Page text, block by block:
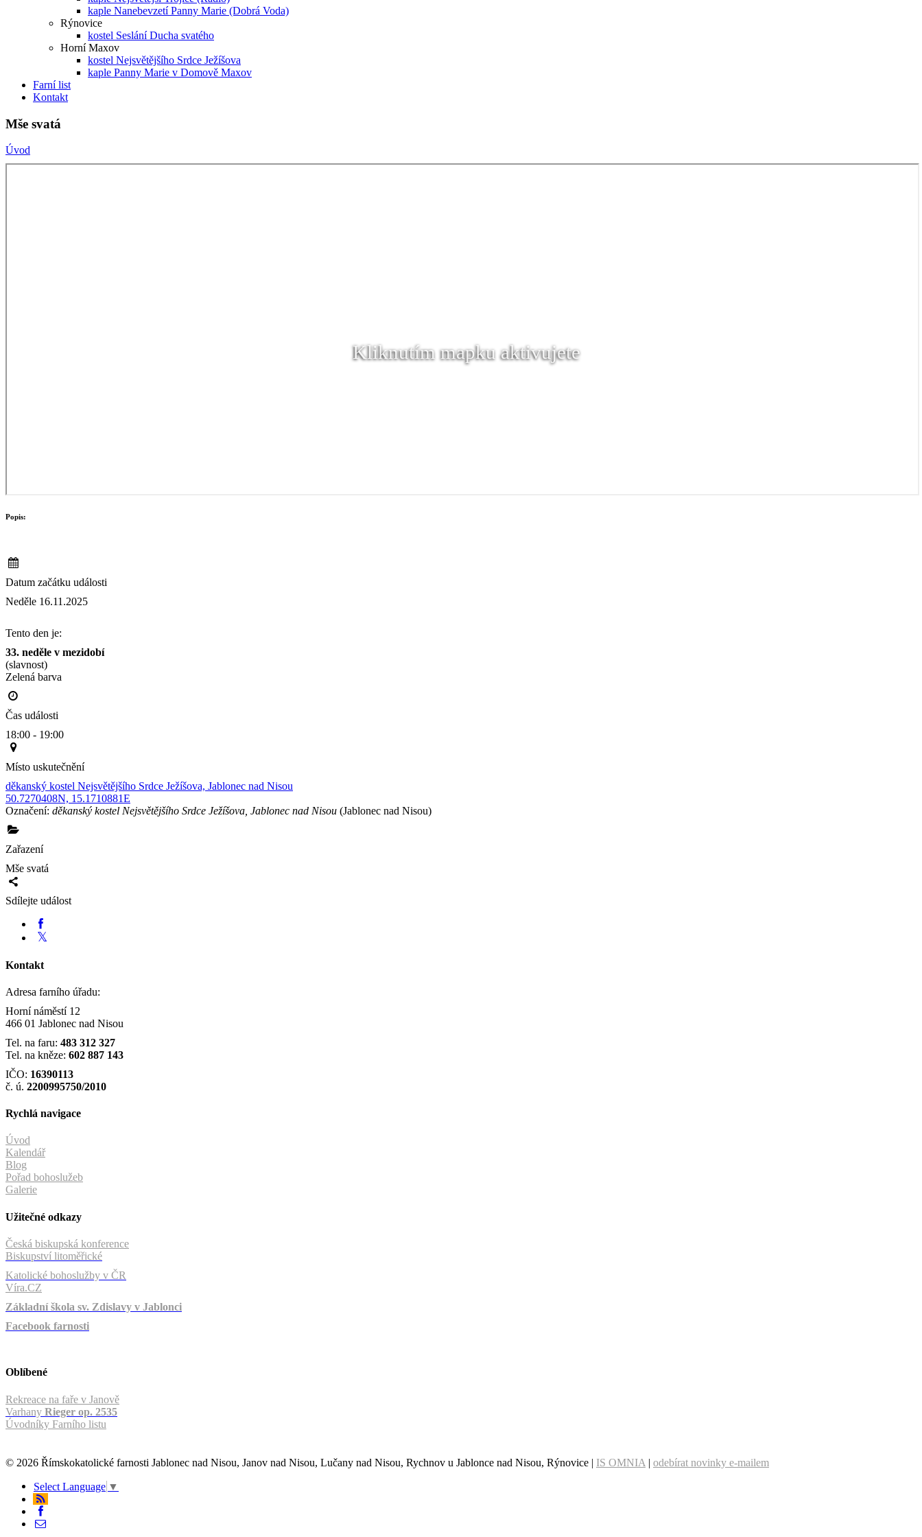
kaple Nanebevzetí Panny Marie (Dobrá Voda)
Rýnovice
kostel Seslání Ducha svatého
Horní Maxov
kostel Nejsvětějšího Srdce Ježíšova
kaple Panny Marie v Domově Maxov
Farní list
Kontakt
Mše svatá
Úvod
Kliknutím mapku aktivujete
Popis:
Datum začátku události
Neděle 16.11.2025
Tento den je:
33. neděle v mezidobí
(slavnost)
Zelená barva
Čas události
18:00 - 19:00
Místo uskutečnění
děkanský kostel Nejsvětějšího Srdce Ježíšova, Jablonec nad Nisou
50.7270408N, 15.1710881E
Označení: děkanský kostel Nejsvětějšího Srdce Ježíšova, Jablonec nad Nisou (Jablonec nad Nisou)
Zařazení
Mše svatá
Sdílejte událost
Kontakt
Adresa farního úřadu:
Horní náměstí 12
466 01 Jablonec nad Nisou
Tel. na faru: 483 312 327
Tel. na kněze: 602 887 143
IČO: 16390113
č. ú. 2200995750/2010
Rychlá navigace
Úvod
Kalendář
Blog
Pořad bohoslužeb
Galerie
Užitečné odkazy
Česká biskupská konference
Biskupství litoměřické
Katolické bohoslužby v ČR
Víra.CZ
Základní škola sv. Zdislavy v Jablonci
Facebook farnosti
Oblíbené
Rekreace na faře v Janově
Varhany Rieger op. 2535
Úvodníky Farního listu
© 2026 Římskokatolické farnosti Jablonec nad Nisou, Janov nad Nisou, Lučany nad Nisou, Rychnov u Jablonce nad Nisou, Rýnovice | IS OMNIA | odebírat novinky e-mailem
Select Language ▼